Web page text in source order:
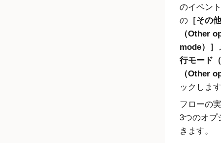
のイベン
の
その
（Other
mode）
行モード
（Other
ックしま
フローの
3つのオプ
きます。